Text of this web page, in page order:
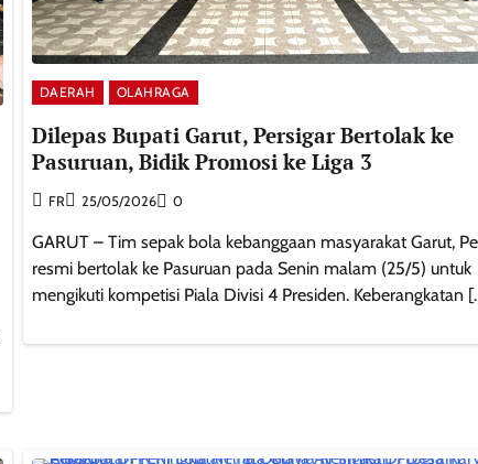
DAERAH OLAHRAGA
Dilepas Bupati Garut, Persigar Bertolak ke
Pasuruan, Bidik Promosi ke Liga 3
FR 25/05/2026 0
GARUT – Tim sepak bola kebanggaan masyarakat Garut,
resmi bertolak ke Pasuruan pada Senin malam (25/5) untuk
mengikuti kompetisi Piala Divisi 4 Presiden. Keberangkatan